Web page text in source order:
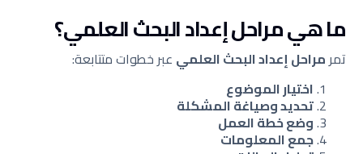
ما هي مراحل إعداد البحث العلمي؟
تمرمراحل إعداد البحث العلميعبر خطوات متتابعة:
اختيار الموضوع
تحديد وصياغة المشكلة
وضع خطة العمل
جمع المعلومات